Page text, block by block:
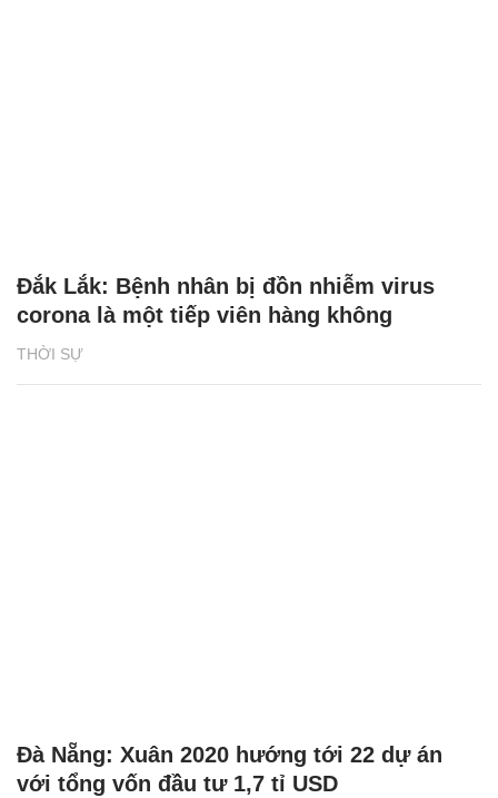
THỜI SỰ
Đắk Lắk: Bệnh nhân bị đồn nhiễm virus
corona là một tiếp viên hàng không
Đà Nẵng: Xuân 2020 hướng tới 22 dự án
với tổng vốn đầu tư 1,7 tỉ USD